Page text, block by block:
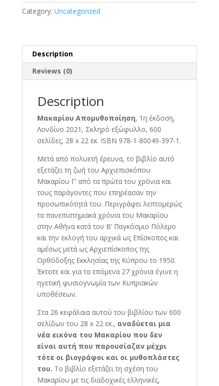
Category: Uncategorized
Description
Reviews (0)
Description
Μακαρίου Απομυθοποίηση, 1η έκδοση,
Λονδίνο 2021, Σκληρό εξώφυλλο, 600
σελίδες, 28 x 22 εκ. ISBN 978-1-80049-397-1.
Μετά από πολυετή έρευνα, το βιβλίο αυτό
εξετάζει τη ζωή του Αρχιεπισκόπου
Μακαρίου Γ’ από τα πρώτα του χρόνια και
τους παράγοντες που επηρέασαν την
προσωπικότητά του. Περιγράφει λεπτομερώς
τα πανεπιστημιακά χρόνια του Μακαρίου
στην Αθήνα κατά τον Β’ Παγκόσμιο Πόλεμο
και την εκλογή του αρχικά ως Επίσκοπος και
αμέσως μετά ως Αρχιεπίσκοπος της
Ορθόδοξης Εκκλησίας της Κύπρου το 1950.
Έκτοτε και για τα επόμενα 27 χρόνια έγινε η
ηγετική φυσιογνωμία των Κυπριακών
υποθέσεων.
Στα 26 κεφάλαια αυτού του βιβλίου των 600
σελίδων του 28 x 22 εκ., αναδύεται μια
νέα εικόνα του Μακαρίου που δεν
είναι αυτή που παρουσίαζαν μέχρι
τότε οι βιογράφοι και οι μυθοπλάστες
του. Το βιβλίο εξετάζει τη σχέση του
Μακαρίου με τις διαδοχικές ελληνικές,